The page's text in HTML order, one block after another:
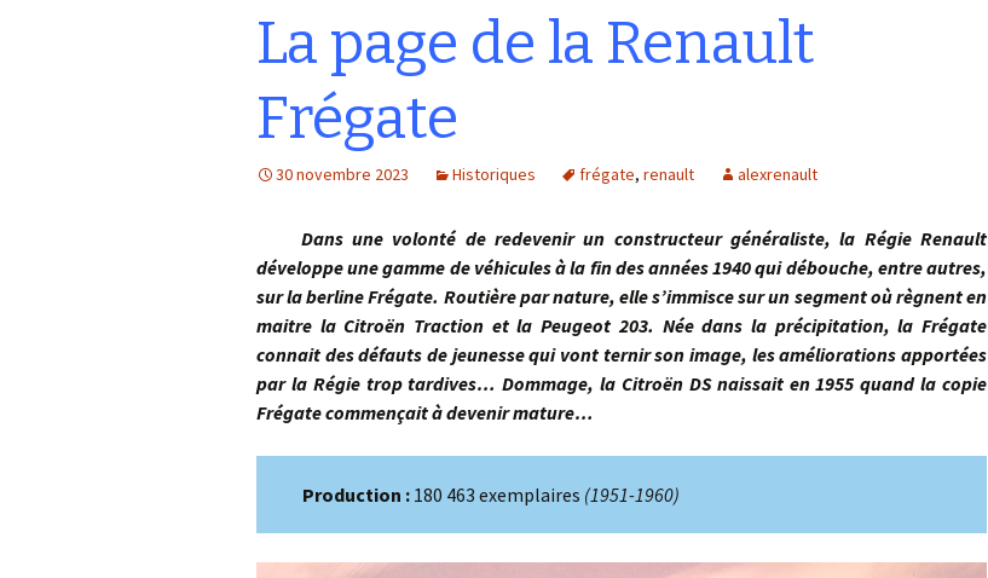
La page de la Renault
Frégate
30 novembre 2023 Historiques frégate, renault alexrenault
Dans une volonté de redevenir un constructeur généraliste, la Régie Renault
développe une gamme de véhicules à la fin des années 1940 qui débouche, entre autres,
sur la berline Frégate. Routière par nature, elle s’immisce sur un segment où règnent en
maitre la Citroën Traction et la Peugeot 203. Née dans la précipitation, la Frégate
connait des défauts de jeunesse qui vont ternir son image, les améliorations apportées
par la Régie trop tardives… Dommage, la Citroën DS naissait en 1955 quand la copie
Frégate commençait à devenir mature…
Production : 180 463 exemplaires (1951-1960)